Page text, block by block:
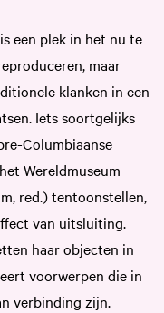
een plek in het nu te
maar
klanken in een
Iets soortgelijks
Columbiaanse
Wereldmuseum
red.) tentoonstellen,
van uitsluiting.
haar objecten in
voorwerpen die in
verbinding zijn.